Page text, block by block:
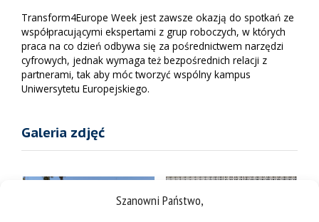
Szanowni Państwo,
Transform4Europe Week jest zawsze okazją do spotkań ze
współpracującymi ekspertami z grup roboczych, w których
praca na co dzień odbywa się za pośrednictwem narzędzi
cyfrowych, jednak wymaga też bezpośrednich relacji z
partnerami, tak aby móc tworzyć wspólny kampus
Uniwersytetu Europejskiego.
Galeria zdjęć